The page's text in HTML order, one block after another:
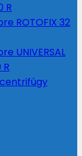
R
ROTOFIX 32
UNIVERSAL